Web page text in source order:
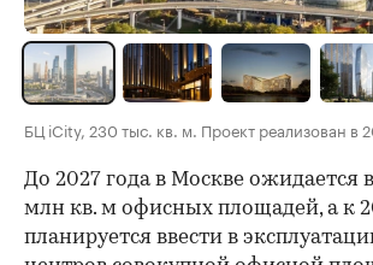
БЦ iCity, 230 тыс. кв. м. Проект реализован в
До 2027 года в Москве ожидается
млн кв. м офисных площадей, а к
планируется ввести в